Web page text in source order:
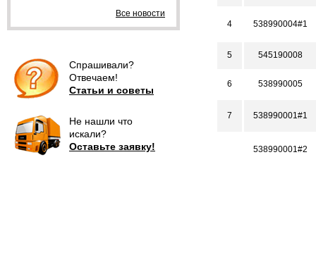
4 538990004#1
5 545190008
6 538990005
7 538990001#1
538990001#2
Все новости
Спрашивали?
Отвечаем!
Статьи и советы
Не нашли что
искали?
Оставьте заявку!